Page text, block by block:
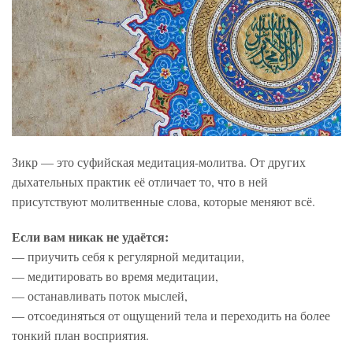
Зикр — это суфийская медитация-молитва. От других
дыхательных практик её отличает то, что в ней
присутствуют молитвенные слова, которые меняют всё.
Если вам никак не удаётся:
— приучить себя к регулярной медитации,
— медитировать во время медитации,
— останавливать поток мыслей,
— отсоединяться от ощущений тела и переходить на более
тонкий план восприятия.